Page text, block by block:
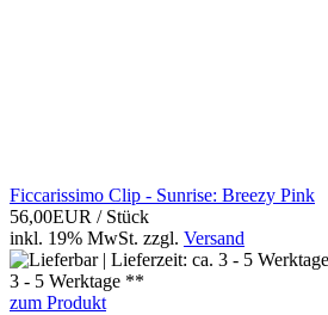
Ficcarissimo Clip - Sunrise: Breezy Pink
56,00EUR / Stück
inkl. 19% MwSt. zzgl. Versand
3 - 5 Werktage **
zum Produkt